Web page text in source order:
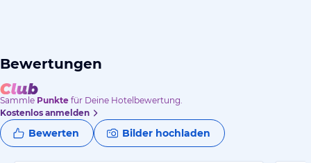
Bewertungen
Sammle Punkte für Deine Hotelbewertung.
Kostenlos anmelden
Bewerten Bilder hochladen